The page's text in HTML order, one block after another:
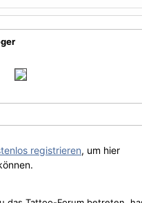
registrieren, um hier